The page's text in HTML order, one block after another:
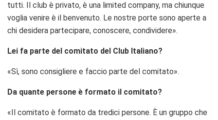
tutti. Il club è privato, è una limited company, ma chiunque
voglia venire è il benvenuto. Le nostre porte sono aperte a
chi desidera partecipare, conoscere, condividere».
Lei fa parte del comitato del Club Italiano?
«Sì, sono consigliere e faccio parte del comitato».
Da quante persone è formato il comitato?
«Il comitato è formato da tredici persone. È un gruppo che